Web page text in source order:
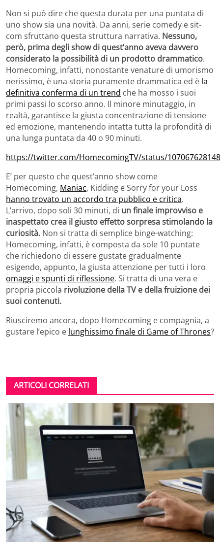
Non si può dire che questa durata per una puntata di
uno show sia una novità. Da anni, serie comedy e sit-
com sfruttano questa struttura narrativa. Nessuno,
però, prima degli show di quest’anno aveva davvero
considerato la possibilità di un prodotto drammatico.
Homecoming, infatti, nonostante venature di umorismo
nerissimo, è una storia puramente drammatica ed è la
definitiva conferma di un trend che ha mosso i suoi
primi passi lo scorso anno. Il minore minutaggio, in
realtà, garantisce la giusta concentrazione di tensione
ed emozione, mantenendo intatta tutta la profondità di
una lunga puntata da 40 o 90 minuti.
https://twitter.com/HomecomingTV/status/
E’ per questo che quest’anno show come
Homecoming, Maniac, Kidding e Sorry for your Loss
hanno trovato un accordo tra pubblico e critica.
L’arrivo, dopo soli 30 minuti, di un finale improvviso e
inaspettato crea il giusto effetto sorpresa stimolando la
curiosità. Non si tratta di semplice binge-watching:
Homecoming, infatti, è composta da sole 10 puntate
che richiedono di essere gustate gradualmente
esigendo, appunto, la giusta attenzione per tutti i loro
omaggi e spunti di riflessione. Si tratta di una vera e
propria piccola rivoluzione della TV e della fruizione dei
suoi contenuti.
Riusciremo ancora, dopo Homecoming e compagnia, a
gustare l’epico e lunghissimo finale di Game of Thrones?
ARTICOLI CORRELATI